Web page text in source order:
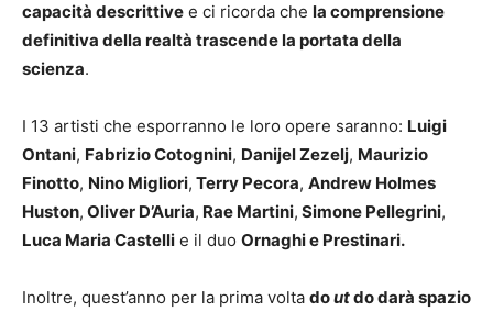
capacità descrittive e ci ricorda che la comprensione
definitiva della realtà trascende la portata della
scienza.
I 13 artisti che esporranno le loro opere saranno: Luigi
Ontani, Fabrizio Cotognini, Danijel Zezelj, Maurizio
Finotto, Nino Migliori, Terry Pecora, Andrew Holmes
Huston, Oliver D’Auria, Rae Martini, Simone Pellegrini,
Luca Maria Castelli e il duo Ornaghi e Prestinari.
Inoltre, quest’anno per la prima volta doutdodarà spazio